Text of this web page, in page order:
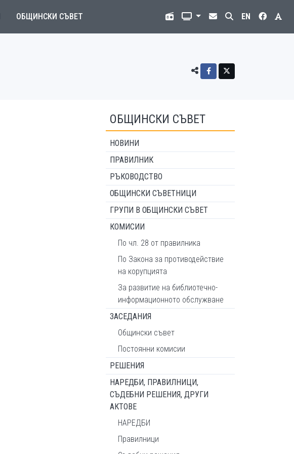
ОБЩИНСКИ СЪВЕТ EN
ОБЩИНСКИ СЪВЕТ
НОВИНИ
ПРАВИЛНИК
РЪКОВОДСТВО
ОБЩИНСКИ СЪВЕТНИЦИ
ГРУПИ В ОБЩИНСКИ СЪВЕТ
КОМИСИИ
По чл. 28 от правилника
По Закона за противодействие
на корупцията
За развитие на библиотечно-
информационното обслужване
ЗАСЕДАНИЯ
Общински съвет
Постоянни комисии
РЕШЕНИЯ
НАРЕДБИ, ПРАВИЛНИЦИ,
СЪДЕБНИ РЕШЕНИЯ, ДРУГИ
АКТОВЕ
НАРЕДБИ
Правилници